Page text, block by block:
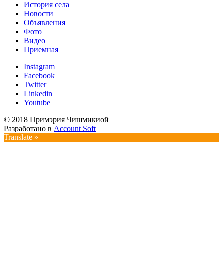
История села
Новости
Объявления
Фото
Видео
Приемная
Instagram
Facebook
Twitter
Linkedin
Youtube
© 2018 Примэрия Чишмикиой
Разработано в Account Soft
Translate »